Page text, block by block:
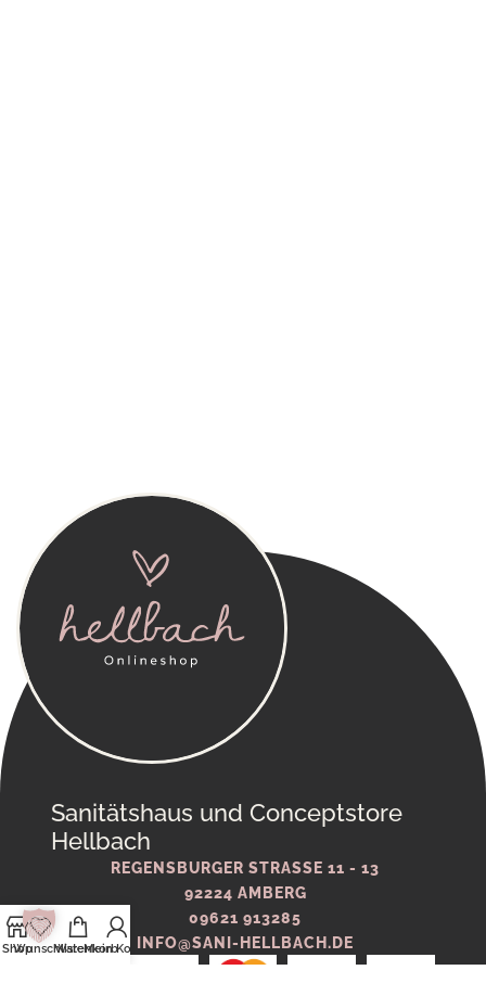
Sanitätshaus und Conceptstore
Hellbach
REGENSBURGER STRASSE 11 - 13
92224 AMBERG
09621 913285
INFO@SANI-HELLBACH.DE
Shop
WunschlisteWarenkorb
Mein Konto